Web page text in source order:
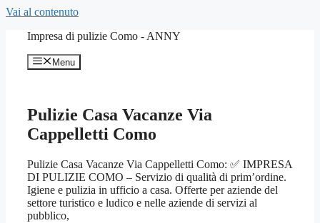
Vai al contenuto
Impresa di pulizie Como - ANNY
Menu
Pulizie Casa Vacanze Via
Cappelletti Como
Pulizie Casa Vacanze Via Cappelletti Como: ✅ IMPRESA
DI PULIZIE COMO – Servizio di qualità di prim’ordine.
Igiene e pulizia in ufficio a casa. Offerte per aziende del
settore turistico e ludico e nelle aziende di servizi al
pubblico,